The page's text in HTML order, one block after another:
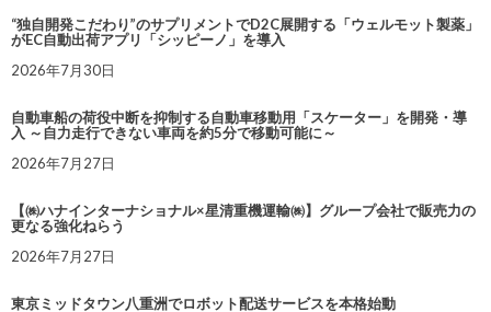
“独自開発こだわり”のサプリメントでD2C展開する「ウェルモット製薬」
がEC自動出荷アプリ「シッピーノ」を導入
2026年7月30日
自動車船の荷役中断を抑制する自動車移動用「スケーター」を開発・導
入 ～自力走行できない車両を約5分で移動可能に～
2026年7月27日
【㈱ハナインターナショナル×星清重機運輸㈱】グループ会社で販売力の
更なる強化ねらう
2026年7月27日
東京ミッドタウン八重洲でロボット配送サービスを本格始動